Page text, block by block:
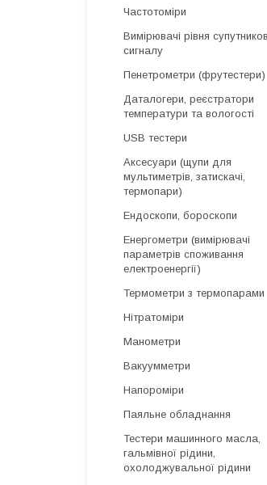
Частотоміри
Вимірювачі рівня
сигналу
Пенетрометри (фрутестери)
Даталогери, реєстратори
температури та вологості
USB тестери
Аксесуари (щупи для
мультиметрів, затискачі,
термопари)
Ендоскопи, бороскопи
Енергометри (вимірювачі
параметрів споживання
електроенергії)
Термометри з термопарами
Нітратоміри
Манометри
Вакуумметри
Напороміри
Паяльне обладнання
Тестери машинного масла,
гальмівної рідини,
охолоджувальної рідини